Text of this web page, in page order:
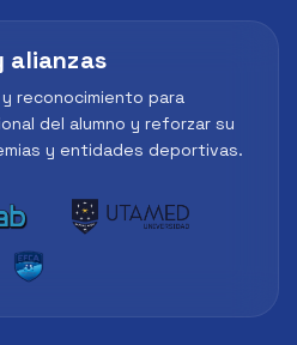
alianzas
reconocimiento para
del alumno y reforzar su
y entidades deportivas.